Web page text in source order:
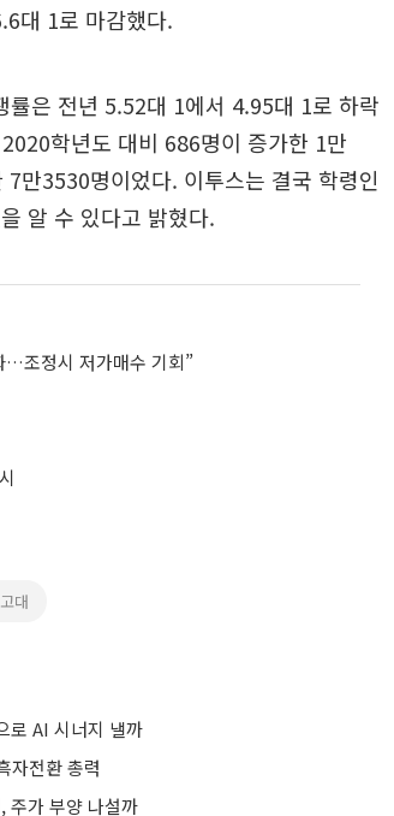
대 1로 마감했다.
은 전년 5.52대 1에서 4.95대 1로 하락
학년도 대비 686명이 증가한 1만
만3530명이었다. 이투스는 결국 학령인
알 수 있다고 밝혔다.
…조정시 저가매수 기회”
대
로 AI 시너지 낼까
자전환 총력
주가 부양 나설까